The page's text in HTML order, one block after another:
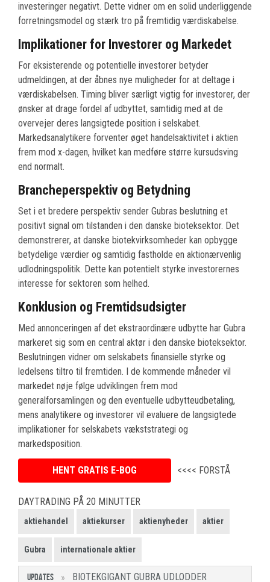
investeringer negativt. Dette vidner om en solid underliggende
forretningsmodel og stærk tro på fremtidig værdiskabelse.
Implikationer for Investorer og Markedet
For eksisterende og potentielle investorer betyder
udmeldingen, at der åbnes nye muligheder for at deltage i
værdiskabelsen. Timing bliver særligt vigtig for investorer, der
ønsker at drage fordel af udbyttet, samtidig med at de
overvejer deres langsigtede position i selskabet.
Markedsanalytikere forventer øget handelsaktivitet i aktien
frem mod x-dagen, hvilket kan medføre større kursudsving
end normalt.
Brancheperspektiv og Betydning
Set i et bredere perspektiv sender Gubras beslutning et
positivt signal om tilstanden i den danske bioteksektor. Det
demonstrerer, at danske biotekvirksomheder kan opbygge
betydelige værdier og samtidig fastholde en aktionærvenlig
udlodningspolitik. Dette kan potentielt styrke investorernes
interesse for sektoren som helhed.
Konklusion og Fremtidsudsigter
Med annonceringen af det ekstraordinære udbytte har Gubra
markeret sig som en central aktør i den danske bioteksektor.
Beslutningen vidner om selskabets finansielle styrke og
ledelsens tiltro til fremtiden. I de kommende måneder vil
markedet nøje følge udviklingen frem mod
generalforsamlingen og den eventuelle udbytteudbetaling,
mens analytikere og investorer vil evaluere de langsigtede
implikationer for selskabets vækststrategi og
markedsposition.
HENT GRATIS E-BOG <<<< FORSTÅ
DAYTRADING PÅ 20 MINUTTER
aktiehandel aktiekurser aktienyheder aktier
Gubra internationale aktier
UPDATES BIOTEKGIGANT GUBRA UDLODDER